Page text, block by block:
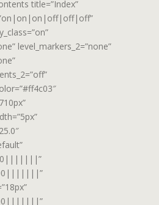
title=”Index”
level_markers_2=”none”